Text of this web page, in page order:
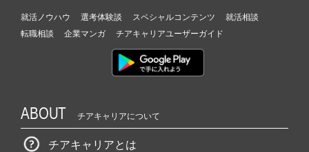
就活ノウハウ 選考体験談 スペシャルコンテンツ
就活相談
転職相談
企業マンガ チアキャリアユーザーガイド
ABOUT チアキャリアについて
チアキャリアとは